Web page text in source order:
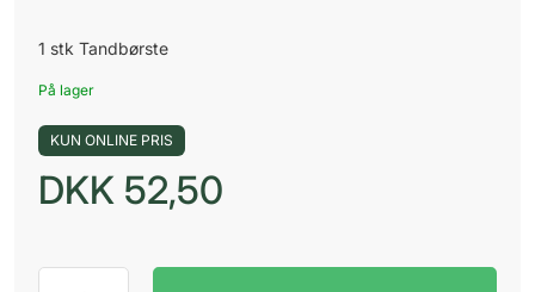
1 stk Tandbørste
På lager
KUN ONLINE PRIS
DKK 52,50